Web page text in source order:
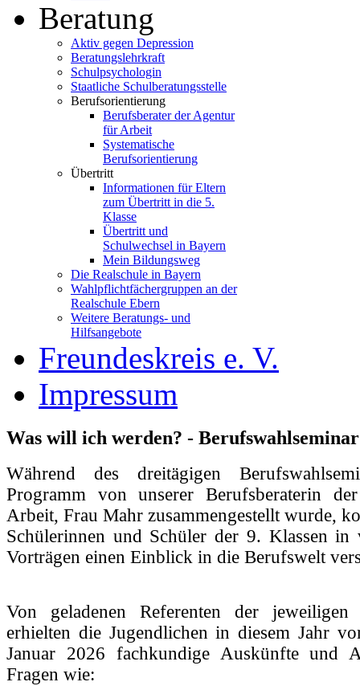
Beratung
Aktiv gegen Depression
Beratungslehrkraft
Schulpsychologin
Staatliche Schulberatungsstelle
Berufsorientierung
Berufsberater der Agentur
für Arbeit
Systematische
Berufsorientierung
Übertritt
Informationen für Eltern
zum Übertritt in die 5.
Klasse
Übertritt und
Schulwechsel in Bayern
Mein Bildungsweg
Die Realschule in Bayern
Wahlpflichtfächergruppen an der
Realschule Ebern
Weitere Beratungs- und
Hilfsangebote
Freundeskreis e. V.
Impressum
Was will ich werden? -
Während des dreitägigen
Programm von unserer Berufsberaterin
Arbeit, Frau Mahr zusammengestellt wurde,
Schülerinnen und Schüler der 9. Klassen in
Vorträgen einen Einblick in die Berufswelt
Von geladenen Referenten der jeweiligen
erhielten die Jugendlichen in diesem Jahr
Januar 2026 fachkundige Auskünfte und
Fragen wie: